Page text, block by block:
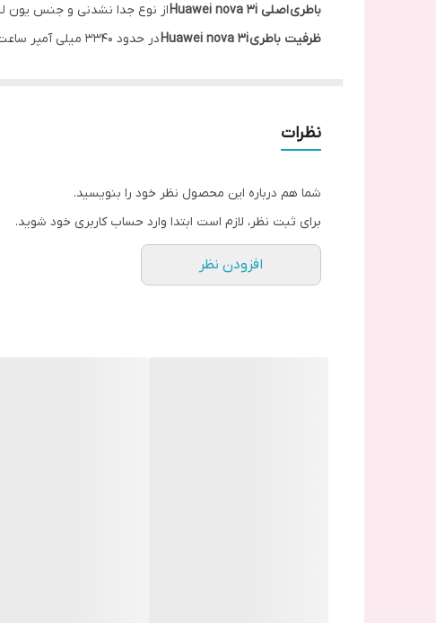
باطری اصلی Huawei nova 3i
از نوع جدا نشدنی و جنس یون
ظرفیت باطری Huawei nova 3i
در حدود 3340 میلی آمپر ساعت می باشد که نسبت به بزرگی ال سی دی آن مناسب است.
با توجه به استفاده روزافزون از اینترنت این مدت زمان
برای نگهداری شارژ بیشتر باتری بهینه است که قابلیت هایی که
نظرات
شما هم درباره این محصول نظر خود را بنویسید.
برای ثبت نظر، لازم است ابتدا وارد حساب کاربری خود شوید.
افزودن نظر